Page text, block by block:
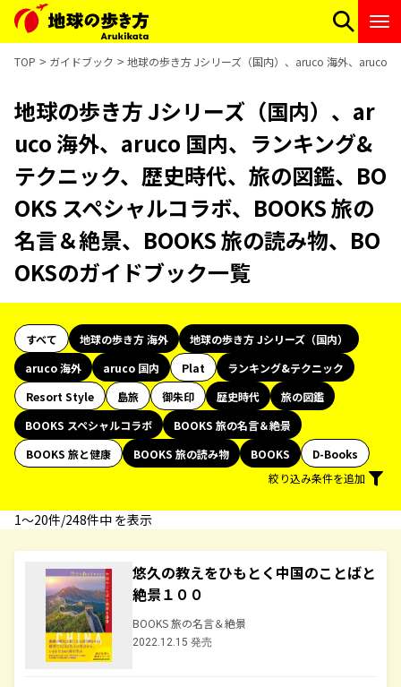
TOP ガイドブック 地球の歩き方 Jシリーズ（国内）、aruco 海外、aruco
地球の歩き方 Jシリーズ（国内）、ar
uco 海外、aruco 国内、ランキング&
テクニック、歴史時代、旅の図鑑、BO
OKS スペシャルコラボ、BOOKS 旅の
名言＆絶景、BOOKS 旅の読み物、BO
OKSのガイドブック一覧
すべて 地球の歩き方 海外
地球の歩き方 Jシリーズ（国内）
aruco 海外
aruco 国内 Plat
ランキング&テクニック
Resort Style
島旅 御朱印 歴史時代
旅の図鑑
BOOKS スペシャルコラボ
BOOKS 旅の名言＆絶景
BOOKS 旅と健康
BOOKS 旅の読み物 BOOKS
D-Books
絞り込み条件を追加
1〜20件/248件中 を表示
悠久の教えをひもとく中国のことばと
絶景１００
BOOKS 旅の名言＆絶景
2022.12.15 発売